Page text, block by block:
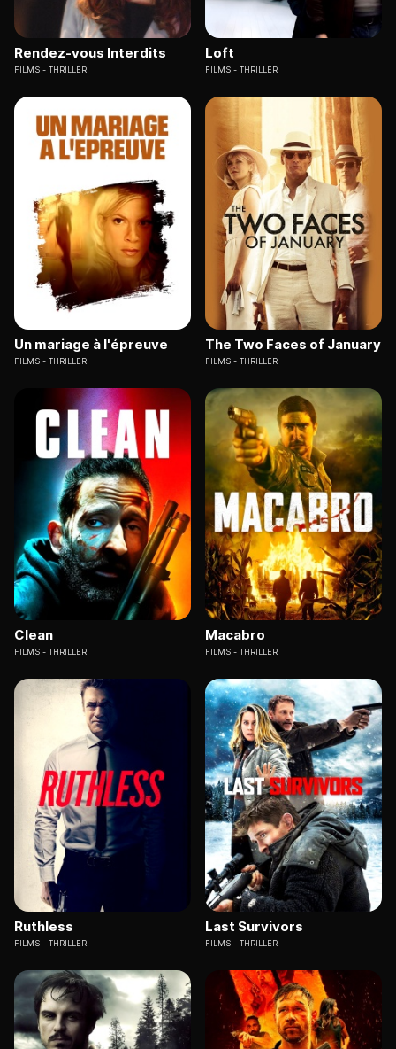
Rendez-vous Interdits
FILMS THRILLER
Loft
FILMS THRILLER
Un mariage à l'épreuve
FILMS THRILLER
The Two Faces of January
FILMS THRILLER
Clean
FILMS THRILLER
Macabro
FILMS THRILLER
Ruthless
FILMS THRILLER
Last Survivors
FILMS THRILLER